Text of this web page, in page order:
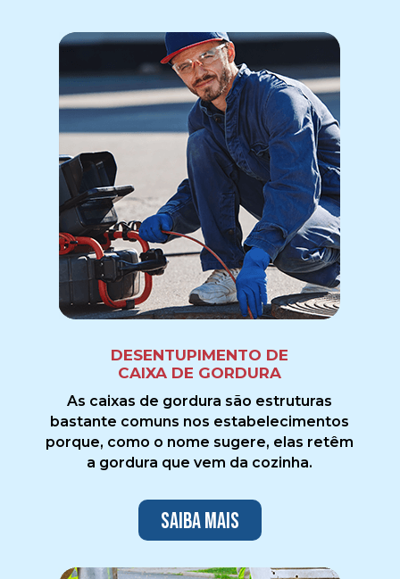
DESENTUPIMENTO DE
CAIXA DE GORDURA
As caixas de gordura são estruturas
bastante comuns nos estabelecimentos
porque, como o nome sugere, elas retêm
a gordura que vem da cozinha.
Saiba mais